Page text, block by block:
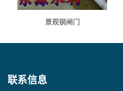
景观钢闸门
联系信息